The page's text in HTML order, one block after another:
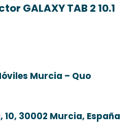
GALAXY TAB 2 10.1
Murcia – Quo
30002 Murcia, España